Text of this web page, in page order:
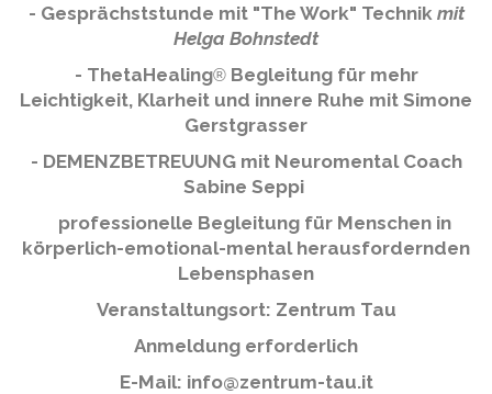
- Gesprächststunde mit "The Work" Technik mit
Helga Bohnstedt
- ThetaHealing®Begleitung für mehr
Leichtigkeit, Klarheit und innere Ruhe mit Simone
Gerstgrasser
- DEMENZBETREUUNG mit Neuromental Coach
Sabine Seppi
professionelle Begleitung für Menschen in
körperlich-emotional-mental herausfordernden
Lebensphasen
Veranstaltungsort: Zentrum Tau
Anmeldung erforderlich
E-Mail: info@zentrum-tau.it